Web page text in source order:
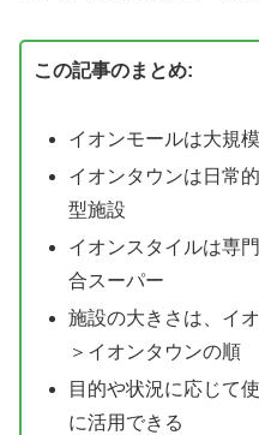
この記事のまとめ:
イオンモールは大規
イオンタウンは日常
型施設
イオンスタイルは専
合スーパー
施設の大きさは、イ
＞イオンタウンの順
目的や状況に応じて
に活用できる